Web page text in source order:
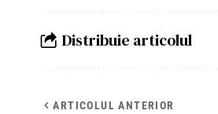
Distribuie articolul
ARTICOLUL ANTERIOR